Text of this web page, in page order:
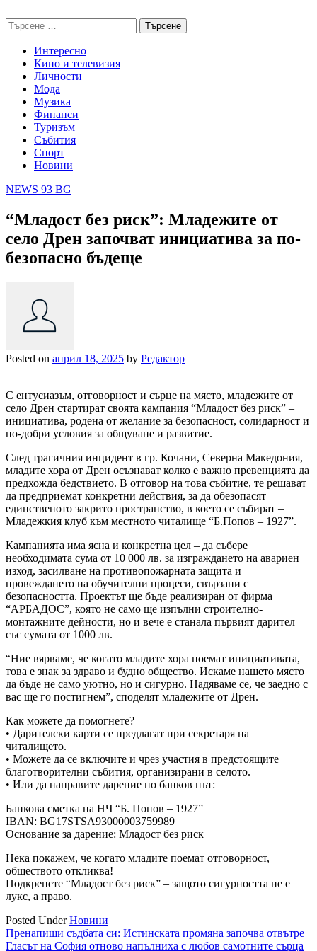
to
content
Търсене
за:
Интересно
Кино и телевизия
Личности
Мода
Музика
Финанси
Туризъм
Събития
Спорт
Новини
NEWS 93 BG
“Младост без риск”: Младежите от
село Дрен започват инициатива за по-
безопасно бъдеще
Posted on април 18, 2025 by Редактор
С ентусиазъм, отговорност и сърце на място, младежите от
село Дрен стартират своята кампания “Младост без риск” –
инициатива, родена от желание за безопасност, солидарност и
по-добри условия за общуване и развитие.
След трагичния инцидент в гр. Кочани, Северна Македония,
младите хора от Дрен осъзнават колко е важно превенцията да
предхожда бедствието. В отговор на това събитие, те решават
да предприемат конкретни действия, за да обезопасят
единственото закрито пространство, в което се събират –
Младежкия клуб към местното читалище “Б.Попов – 1927”.
Кампанията има ясна и конкретна цел – да събере
необходимата сума от 10 000 лв. за изграждането на авариен
изход, засилване на противопожарната защита и
провеждането на обучителни процеси, свързани с
безопасността. Проектът ще бъде реализиран от фирма
“АРБАДОС”, която не само ще изпълни строително-
монтажните дейности, но и вече е станала първият дарител
със сумата от 1000 лв.
“Ние вярваме, че когато младите хора поемат инициативата,
това е знак за здраво и будно общество. Искаме нашето място
да бъде не само уютно, но и сигурно. Надяваме се, че заедно с
вас ще го постигнем”, споделят младежите от Дрен.
Как можете да помогнете?
• Дарителски карти се предлагат при секретаря на
читалището.
• Можете да се включите и чрез участия в предстоящите
благотворителни събития, организирани в селото.
• Или да направите дарение по банков път:
Банкова сметка на НЧ “Б. Попов – 1927”
IBAN: BG17STSA93000003759989
Основание за дарение: Младост без риск
Нека покажем, че когато младите поемат отговорност,
обществото откликва!
Подкрепете “Младост без риск” – защото сигурността не е
лукс, а право.
Posted UnderНовини
Навигация
Пренапиши съдбата си: Истинската промяна започва отвътре
Гласът на София отново напълниха с любов самотните сърца